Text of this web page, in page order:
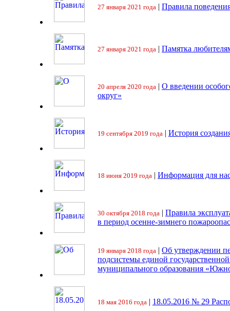
27 января 2021 года | Правила
27 января 2021 года | Памятка
20 апреля 2020 года | О введении
округ»
19 сентября 2019 года | История
18 июня 2019 года | Информация для
30 октября 2018 года | Правила
в период осенне-зимнего
19 января 2018 года | Об утверждении
подсистемы единой
муниципального образования
18 мая 2016 года | 18.05.2016 № 29